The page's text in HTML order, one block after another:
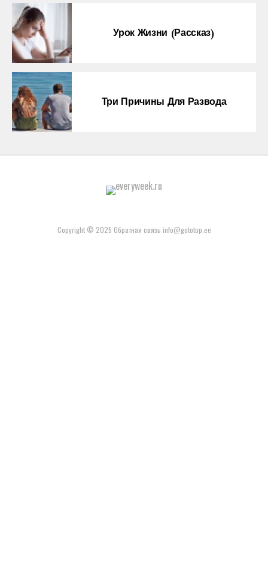
Урок Жизни (рассказ)
Три Причины Для Развода
Copyright © 2025 Обратная связь info@gototop.ee